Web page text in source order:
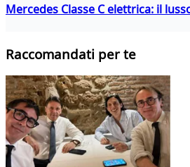
Mercedes Classe C elettrica: il
Raccomandati per te